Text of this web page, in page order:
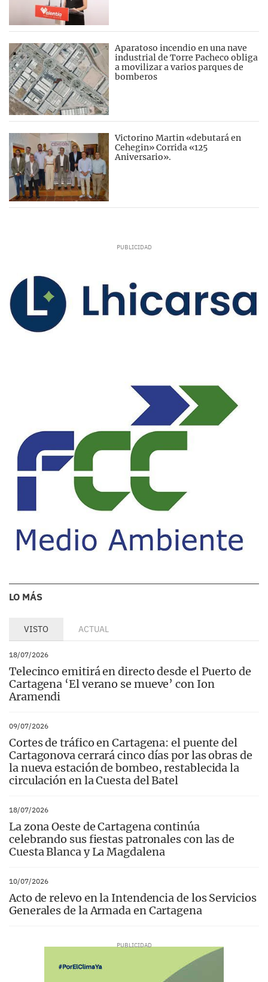
Aparatoso incendio en una nave
industrial de Torre Pacheco obliga
a movilizar a varios parques de
bomberos
Victorino Martin «debutará en
Cehegin» Corrida «125
Aniversario».
LO MÁS
VISTO ACTUAL
18/07/2026
Telecinco emitirá en directo desde el Puerto de
Cartagena ‘El verano se mueve’ con Ion
Aramendi
09/07/2026
Cortes de tráfico en Cartagena: el puente del
Cartagonova cerrará cinco días por las obras de
la nueva estación de bombeo, restablecida la
circulación en la Cuesta del Batel
18/07/2026
La zona Oeste de Cartagena continúa
celebrando sus fiestas patronales con las de
Cuesta Blanca y La Magdalena
10/07/2026
Acto de relevo en la Intendencia de los Servicios
Generales de la Armada en Cartagena